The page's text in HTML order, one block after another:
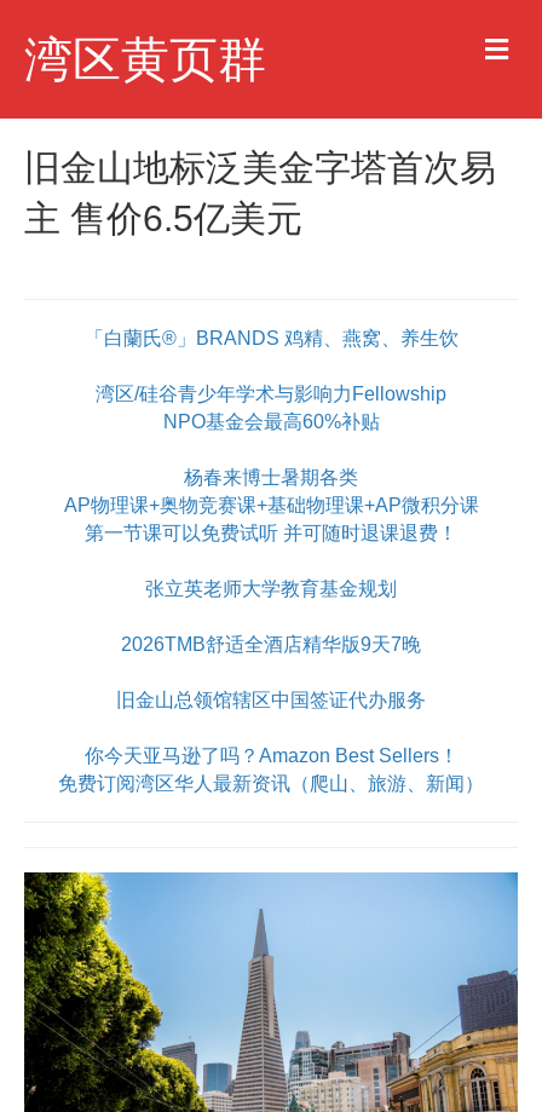
湾区黄页群 M
e
u
旧金山地标泛美金字塔首次易
主 售价6.5亿美元
「白蘭氏®」BRANDS 鸡精、燕窝、养生饮
湾区/硅谷青少年学术与影响力Fellowship
NPO基金会最高60%补贴
杨春来博士暑期各类
AP物理课+奥物竞赛课+基础物理课+AP微积分课
第一节课可以免费试听 并可随时退课退费！
张立英老师大学教育基金规划
2026TMB舒适全酒店精华版9天7晚
旧金山总领馆辖区中国签证代办服务
你今天亚马逊了吗？Amazon Best Sellers！
免费订阅湾区华人最新资讯（爬山、旅游、新闻）